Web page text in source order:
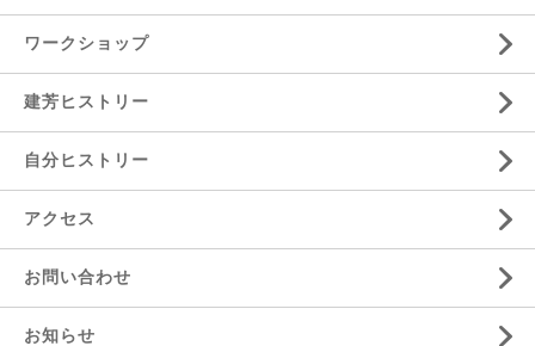
ワークショップ
建芳ヒストリー
自分ヒストリー
アクセス
お問い合わせ
お知らせ